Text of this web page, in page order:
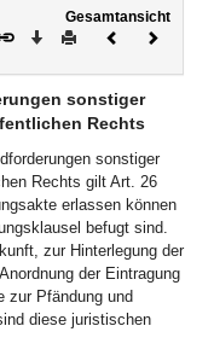
Gesamtansicht
Download
DruckenVorheriges
sonstiger
Rechts
sonstiger
Rechts gilt Art. 26
erlassen können
befugt sind.
zur Hinterlegung der
der Eintragung
zur Pfändung und
diese juristischen